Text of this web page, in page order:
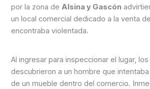
por la zona de Alsina y Gascón
un local comercial dedicado a la venta
encontraba violentada.
Al ingresar para inspeccionar el lugar,
descubrieron a un hombre que
de un mueble dentro del comercio.